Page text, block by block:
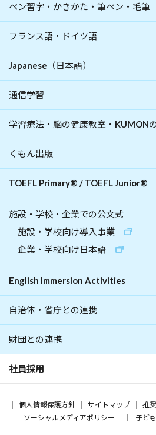
ペン習字・かきかた・筆ペン・毛筆
フランス語・ドイツ語
Japanese（日本語）
通信学習
学習療法・脳の健康教室・KUMON
くもん出版
TOEFL Primary® / TOEFL Junior®
施設・学校・企業での公文式
施設・学校向け導入事業
企業・学校向け日本語
English Immersion Activities
自治体・省庁との連携
財団との連携
社員採用
個人情報保護方針 サイトマップ 推
ソーシャルメディアポリシー
子ど